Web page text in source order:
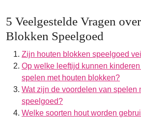
5 Veelgestelde Vragen
Blokken Speelgoed
Zijn houten blokken speelgoed
Op welke leeftijd kunnen
spelen met houten blokken?
Wat zijn de voordelen van spelen
speelgoed?
Welke soorten hout worden